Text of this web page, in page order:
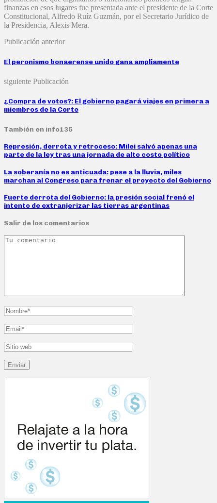
finanzas en esos lugares fue presentada ante el presidente de la Corte
Constitucional, Alfredo Ruíz Guzmán, por el Secretario Jurídico de
la Presidencia, Alexis Mera.
Publicación anterior
El peronismo bonaerense unido gana ampliamente
siguiente Publicación
¿Compra de votos?: El gobierno pagará viajes en primera a
miembros de la Corte
También en info135
Represión, derrota y retroceso: Milei salvó apenas una
parte de la ley tras una jornada de alto costo político
La soberanía no es anticuada: pese a la lluvia, miles
marchan al Congreso para frenar el proyecto del Gobierno
Fuerte derrota del Gobierno: la presión social frenó el
intento de extranjerizar las tierras argentinas
Salir de los comentarios